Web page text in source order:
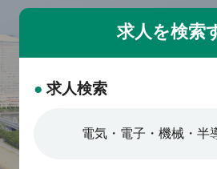
● 求人検索